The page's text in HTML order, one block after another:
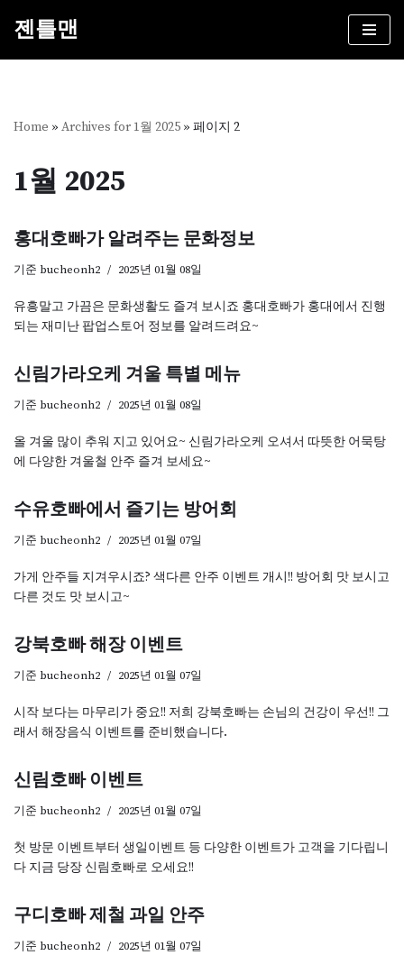
건
기
젠틀맨
Home » Archives for 1월 2025 » 페이지 2
1월 2025
홍대호빠가 알려주는 문화정보
기준 bucheonh2 2025년 01월 08일
유흥말고 가끔은 문화생활도 즐겨 보시죠 홍대호빠가 홍대에서 진행
되는 재미난 팝업스토어 정보를 알려드려요~
신림가라오케 겨울 특별 메뉴
기준 bucheonh2 2025년 01월 08일
올 겨울 많이 추워 지고 있어요~ 신림가라오케 오셔서 따뜻한 어묵탕
에 다양한 겨울철 안주 즐겨 보세요~
수유호빠에서 즐기는 방어회
기준 bucheonh2 2025년 01월 07일
가게 안주들 지겨우시죠? 색다른 안주 이벤트 개시!! 방어회 맛 보시고
다른 것도 맛 보시고~
강북호빠 해장 이벤트
기준 bucheonh2 2025년 01월 07일
시작 보다는 마무리가 중요!! 저희 강북호빠는 손님의 건강이 우선!! 그
래서 해장음식 이벤트를 준비했습니다.
신림호빠 이벤트
기준 bucheonh2 2025년 01월 07일
첫 방문 이벤트부터 생일이벤트 등 다양한 이벤트가 고객을 기다립니
다 지금 당장 신림호빠로 오세요!!
구디호빠 제철 과일 안주
기준 bucheonh2 2025년 01월 07일